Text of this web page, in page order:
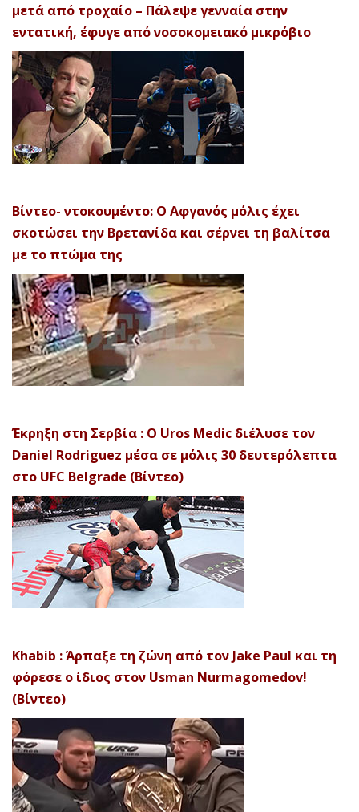
μετά από τροχαίο – Πάλεψε γενναία στην
εντατική, έφυγε από νοσοκομειακό μικρόβιο
Βίντεο- ντοκουμέντο: Ο Αφγανός μόλις έχει
σκοτώσει την Βρετανίδα και σέρνει τη βαλίτσα
με το πτώμα της
Έκρηξη στη Σερβία : Ο Uros Medic διέλυσε τον
Daniel Rodriguez μέσα σε μόλις 30 δευτερόλεπτα
στο UFC Belgrade (Βίντεο)
Khabib : Άρπαξε τη ζώνη από τον Jake Paul και τη
φόρεσε ο ίδιος στον Usman Nurmagomedov!
(Βίντεο)